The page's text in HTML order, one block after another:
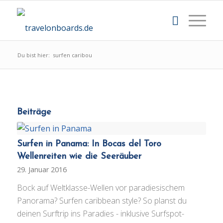
Du bist hier: surfen caribou
Beiträge
Surfen in Panama: In Bocas del Toro
Wellenreiten wie die Seeräuber
29. Januar 2016
Bock auf Weltklasse-Wellen vor paradiesischem
Panorama? Surfen caribbean style? So planst du
deinen Surftrip ins Paradies - inklusive Surfspot-